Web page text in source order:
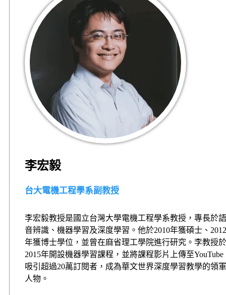
李宏毅
台大電機工程學系副教授
李宏毅教授是國立台灣大學電機工程學系教授，專長於語
音辨識、機器學習及深度學習。他於2010年獲碩士、2012
年獲博士學位，並曾在麻省理工學院進行研究。李教授於
2015年開設機器學習課程，並將課程影片上傳至YouTube
吸引超過20萬訂閱者，成為華文世界深度學習教學的領軍
人物。